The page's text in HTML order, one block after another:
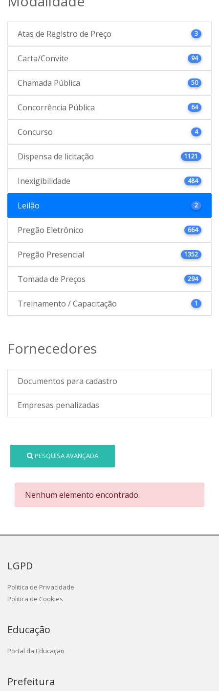
Atas de Registro de Preço 3
Carta/Convite 94
Chamada Pública 50
Concorrência Pública 64
Concurso 4
Dispensa de licitação 1121
Inexigibilidade 484
Leilão 2
Pregão Eletrônico 664
Pregão Presencial 1352
Tomada de Preços 294
Treinamento / Capacitação 1
Fornecedores
Documentos para cadastro
Empresas penalizadas
PESQUISA AVANÇADA
Nenhum elemento encontrado.
LGPD
Politica de Privacidade
Politica de Cookies
Educação
Portal da Educação
Prefeitura